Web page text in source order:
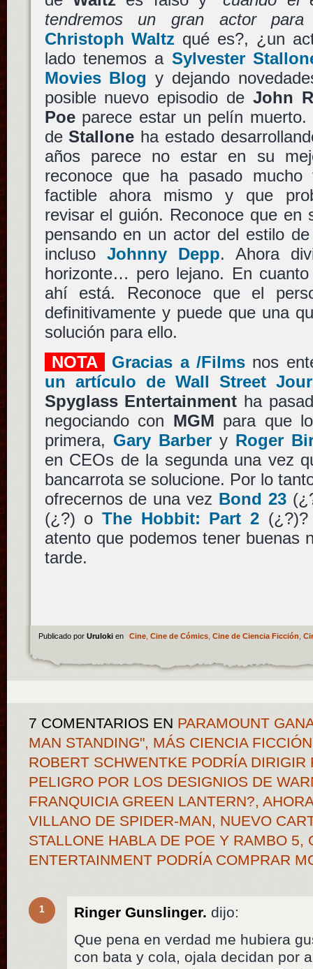
tendremos un gran actor para
Christoph Waltz qué es?, ¿un
lado tenemos a Sylvester
Movies Blog y dejando
posible nuevo episodio deJohn
Poeparece estar un pelín
deStallone ha estado
años parece no estar en su
reconoce que ha pasado
factible ahora mismo y que
revisar el guión. Reconoce que
pensando en un actor del estilo
incluso Johnny Depp. Ahora
horizonte… pero lejano. En
ahí está. Reconoce que el
definitivamente y puede que una
solución para ello.
NOTA
Gracias a /Films nos
un artículo de Wall Street
Spyglass Entertainment ha
negociando con MGM para que
primera, Gary Barbery Roger
en CEOs de la segunda una vez
bancarrota se solucione. Por lo
ofrecernos de una vez Bond 23
(¿?) o The Hobbit: Part 2
atento que podemos tener buenas
tarde.
Publicado por Uruloki en Cine, Cine de Cómics, Cine de Ciencia Ficción
7 COMENTARIOS EN PARAMOUNT
MAN STANDING", MÁS CIENCIA
ROBERT SCHWENTKE PODRÍA DIRIGIR
PELIGRO POR LOS DESIGNIOS DE
FRANQUICIA GREEN LANTERN?,
VILLANO DE SPIDER-MAN, NUEVO
STALLONE HABLA DE POE Y RAMBO 5,
ENTERTAINMENT PODRÍA COMPRAR
1 Ringer Gunslinger. dijo:
Que pena en verdad me hubiera
con bata y cola, ojala decidan por